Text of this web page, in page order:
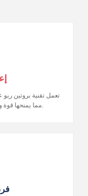
تعمل تقنية بروتين
مما يمنحها قوة ومقاومة أكبر ضد التكسر والجفاف.